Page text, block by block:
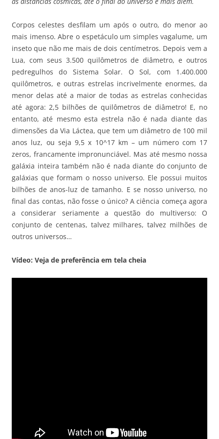
Corpos celestes desfilam um após o outro, do menor ao
mais imenso. Abre o espetáculo um simples vagalume, um
inseto que não me mais de dois centímetros. Depois vem a
Lua, com seus 3.500 quilômetros de diâmetro, e outros
pedregulhos do Sistema Solar. O Sol, com 1.400.000
quilômetros, e outras estrelas incrivelmente enormes, da
menor delas até a maior de todas as estrelas conhecidas
até agora: 2,5 bilhões de quilômetros de diâmetro! E, no
entanto, até mesmo esta estrela não é nada diante das
dimensões da Via Láctea, que tem um diâmetro de 100 mil
anos luz, ou seja 9,5 x 10^17 km – um número com 17
zeros, francamente impronunciável. Mas até mesmo nossa
galáxia inteira também não é nada diante do conjunto de
galáxias que formam o nosso universo. Ele possui muitos
bilhões de anos-luz de tamanho. E se nosso universo, no
final das contas, não fosse o único? A ciência começa agora
a considerar seriamente a questão do multiverso: O
conjunto de centenas, talvez milhares, talvez milhões de
outros universos…
Vídeo: Veja de preferência em tela cheia